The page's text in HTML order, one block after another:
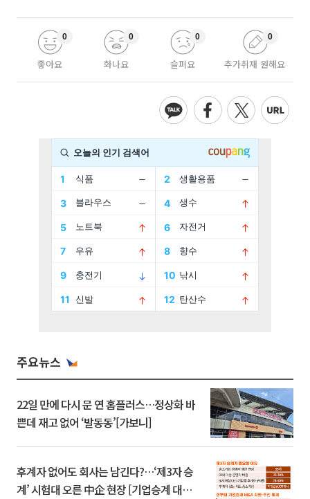
좋아요
0
화나요
0
슬퍼요
0
추가취재 원해요
0
주요뉴스
22일 만에 다시 문 연 홈플러스…정상화 바
쁜데 재고 없어 ‘발동동’[가보니]
후계자 없어도 회사는 남긴다?…‘제3자 승
계’ 시험대 오른 中企 현장 [기업승계 대전